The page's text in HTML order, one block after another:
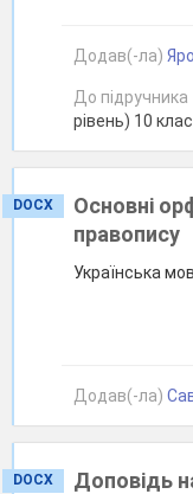
Додав(-ла)
До підручника
рівень) 10
DOCX
Основні
правопису
Українська
Додав(-ла)
DOCX
Доповідь